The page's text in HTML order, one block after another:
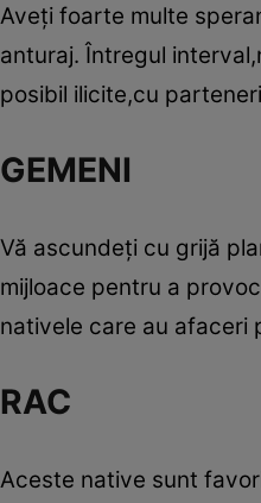
Aveţi foarte multe
anturaj. Întregul
posibil ilicite,cu
GEMENI
Vă ascundeţi cu grijă
mijloace pentru a
nativele care au afaceri
RAC
Aceste native sunt